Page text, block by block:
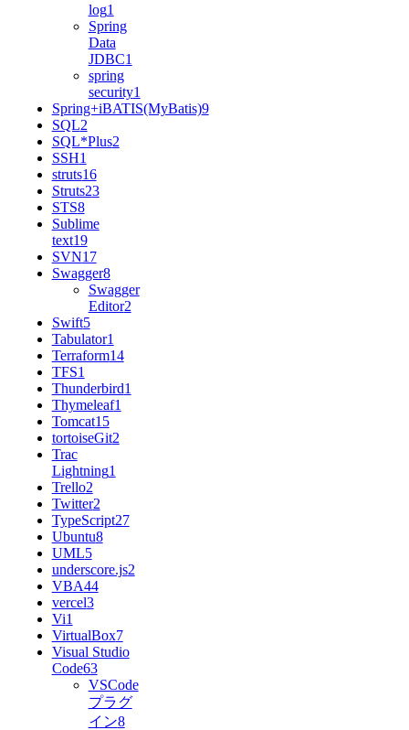
log1
Spring
Data
JDBC1
spring
security1
Spring+iBATIS(MyBatis)9
SQL2
SQL*Plus2
SSH1
struts16
Struts23
STS8
Sublime
text19
SVN17
Swagger8
Swagger
Editor2
Swift5
Tabulator1
Terraform14
TFS1
Thunderbird1
Thymeleaf1
Tomcat15
tortoiseGit2
Trac
Lightning1
Trello2
Twitter2
TypeScript27
Ubuntu8
UML5
underscore.js2
VBA44
vercel3
Vi1
VirtualBox7
Visual Studio
Code63
VSCode
プラグ
イン8